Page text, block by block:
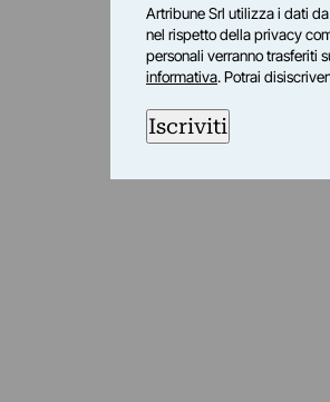
Artribune Srl utilizza i dati
nel rispetto della privacy
personali verranno trasferiti
informativa. Potrai
Iscriviti